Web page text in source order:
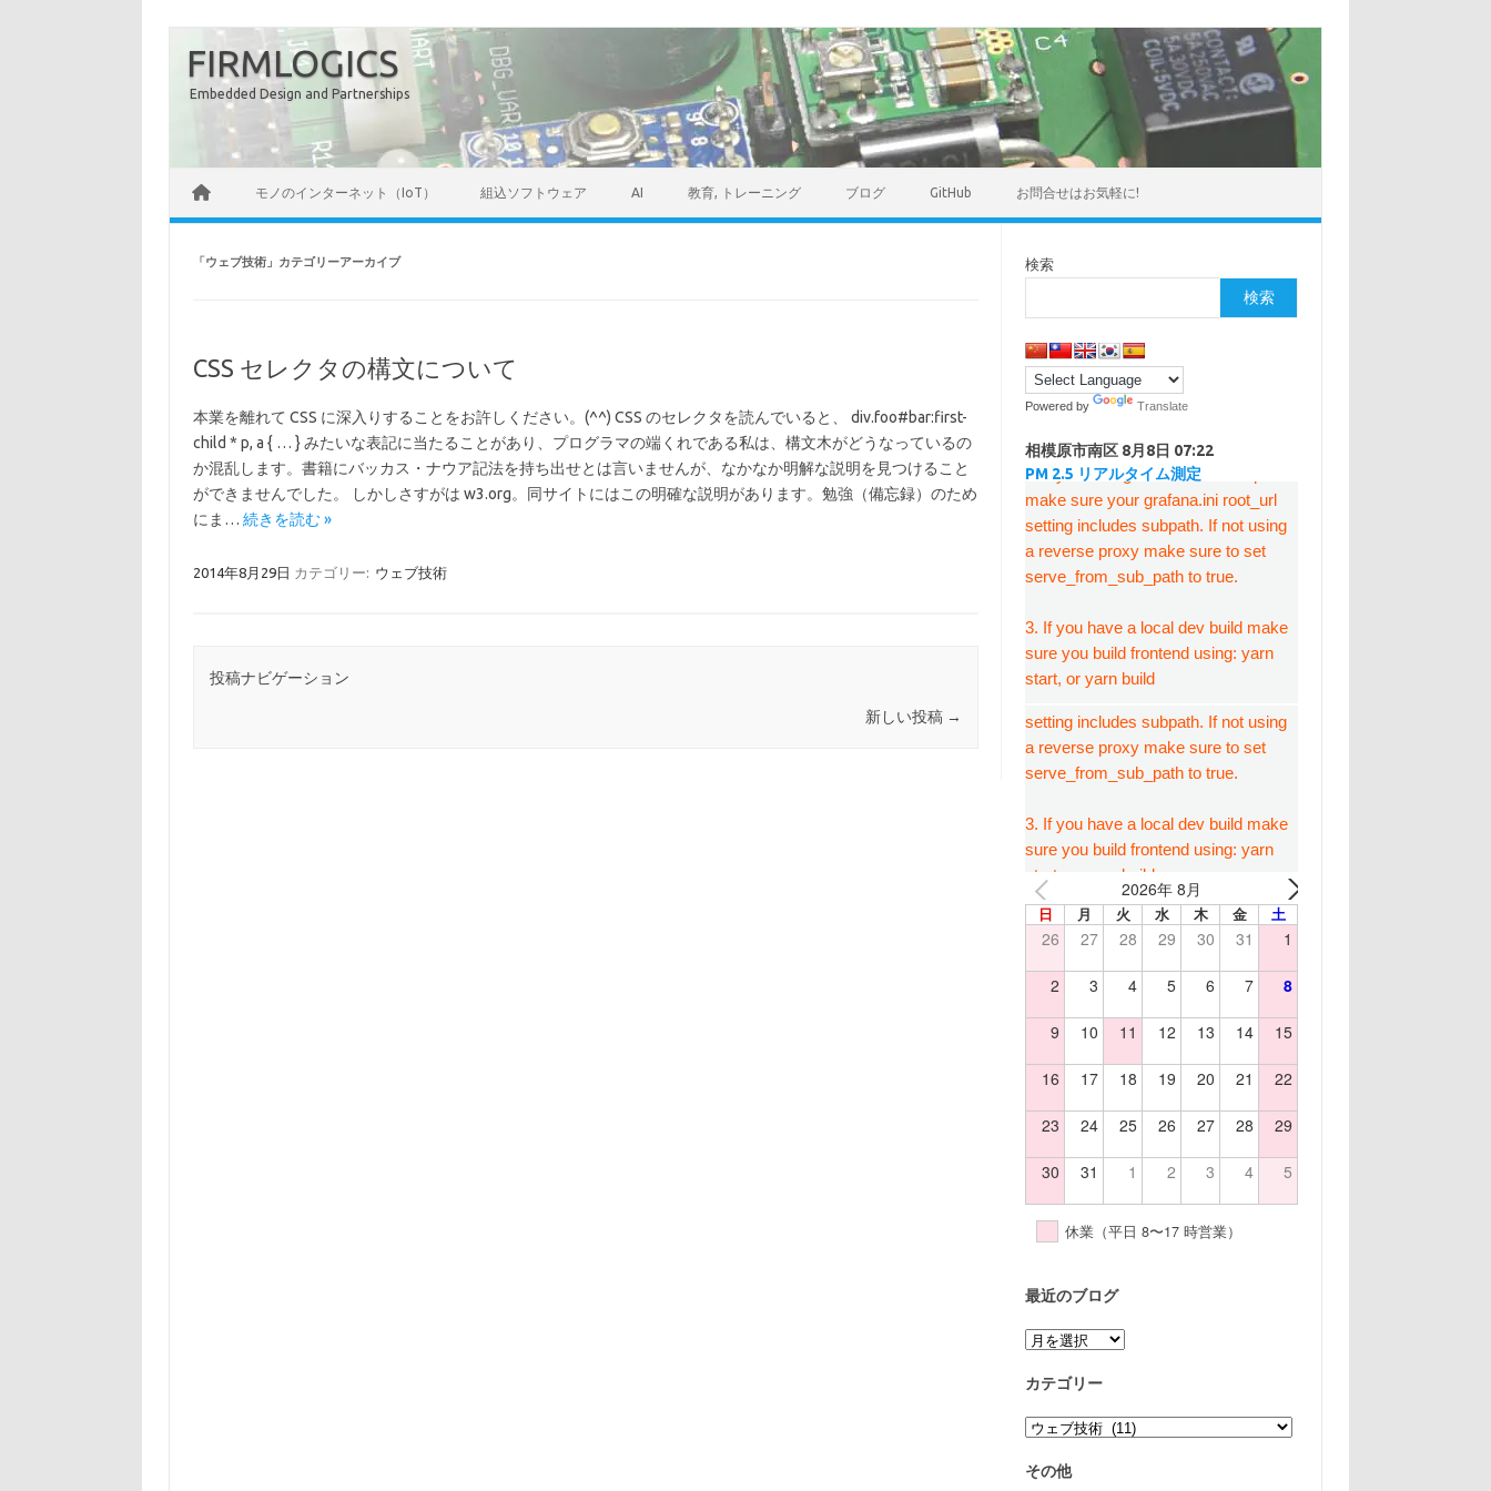
プ
FIRMLOGICS
Embedded Design and Partnerships
モノのインターネット（IoT） 組込ソフトウェア AI 教育, トレーニング ブログ GitHub お問合せはお気軽に!
「ウェブ技術」カテゴリーアーカイブ
CSS セレクタの構文について
本業を離れて CSS に深入りすることをお許しください。(^^) CSS のセレクタを読んでいると、 div.foo#bar:first-
child * p, a { … } みたいな表記に当たることがあり、プログラマの端くれである私は、構文木がどうなっているの
か混乱します。書籍にバッカス・ナウア記法を持ち出せとは言いませんが、なかなか明解な説明を見つけること
ができませんでした。 しかしさすがは w3.org。同サイトにはこの明確な説明があります。勉強（備忘録）のため
にま… 続きを読む »
2014年8月29日 カテゴリー: ウェブ技術
投稿ナビゲーション
新しい投稿 →
検索
検索
Powered by Translate
相模原市南区 8月8日 07:22
PM 2.5 リアルタイム測定
2026年 8月
日 月 火 水 木 金 土
26 27 28 29 30 31 1
2 3 4 5 6 7 8
9 10 11 12 13 14 15
16 17 18 19 20 21 22
23 24 25 26 27 28 29
30 31 1 2 3 4 5
休業（平日 8〜17 時営業）
最近のブログ
ア
カ
ブ
カテゴリー
カ
ゴ
その他